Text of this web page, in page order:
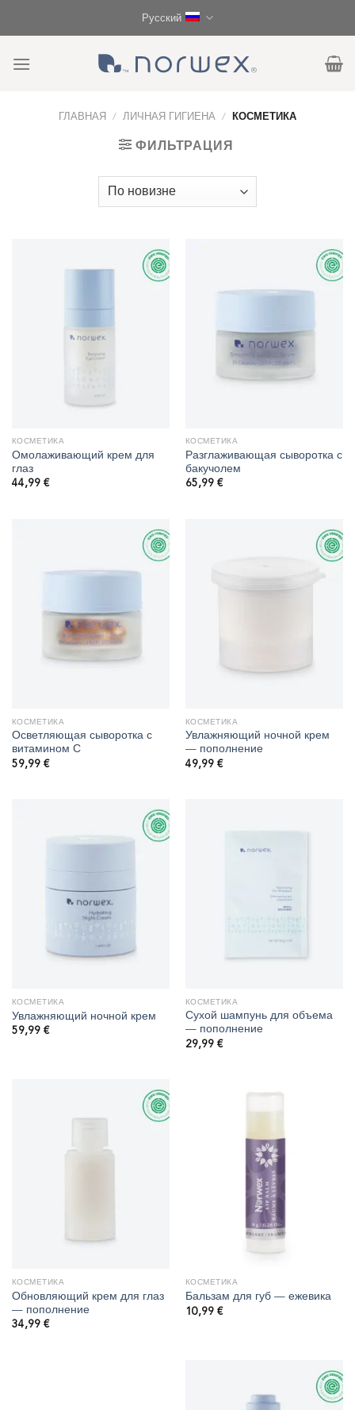
Русский
ГЛАВНАЯ / ЛИЧНАЯ ГИГИЕНА / КОСМЕТИКА
ФИЛЬТРАЦИЯ
КОСМЕТИКА
Омолаживающий крем для
глаз
44,99 €
КОСМЕТИКА
Разглаживающая сыворотка с
бакучолем
65,99 €
КОСМЕТИКА
Осветляющая сыворотка с
витамином С
59,99 €
КОСМЕТИКА
Увлажняющий ночной крем
— пополнение
49,99 €
КОСМЕТИКА
Увлажняющий ночной крем
59,99 €
КОСМЕТИКА
Сухой шампунь для объема
— пополнение
29,99 €
КОСМЕТИКА
Обновляющий крем для глаз
— пополнение
34,99 €
КОСМЕТИКА
Бальзам для губ — ежевика
10,99 €